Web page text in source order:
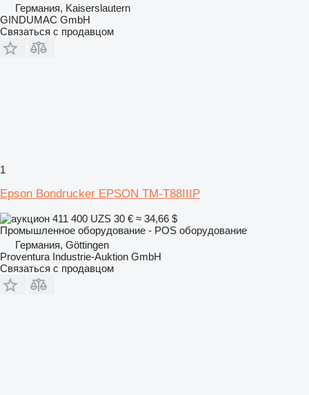
Германия, Kaiserslautern
GINDUMAC GmbH
Связаться с продавцом
1
Epson Bondrucker EPSON TM-T88IIIP
411 400 UZS 30 € ≈ 34,66 $
Промышленное оборудование - POS оборудование
Германия, Göttingen
Proventura Industrie-Auktion GmbH
Связаться с продавцом